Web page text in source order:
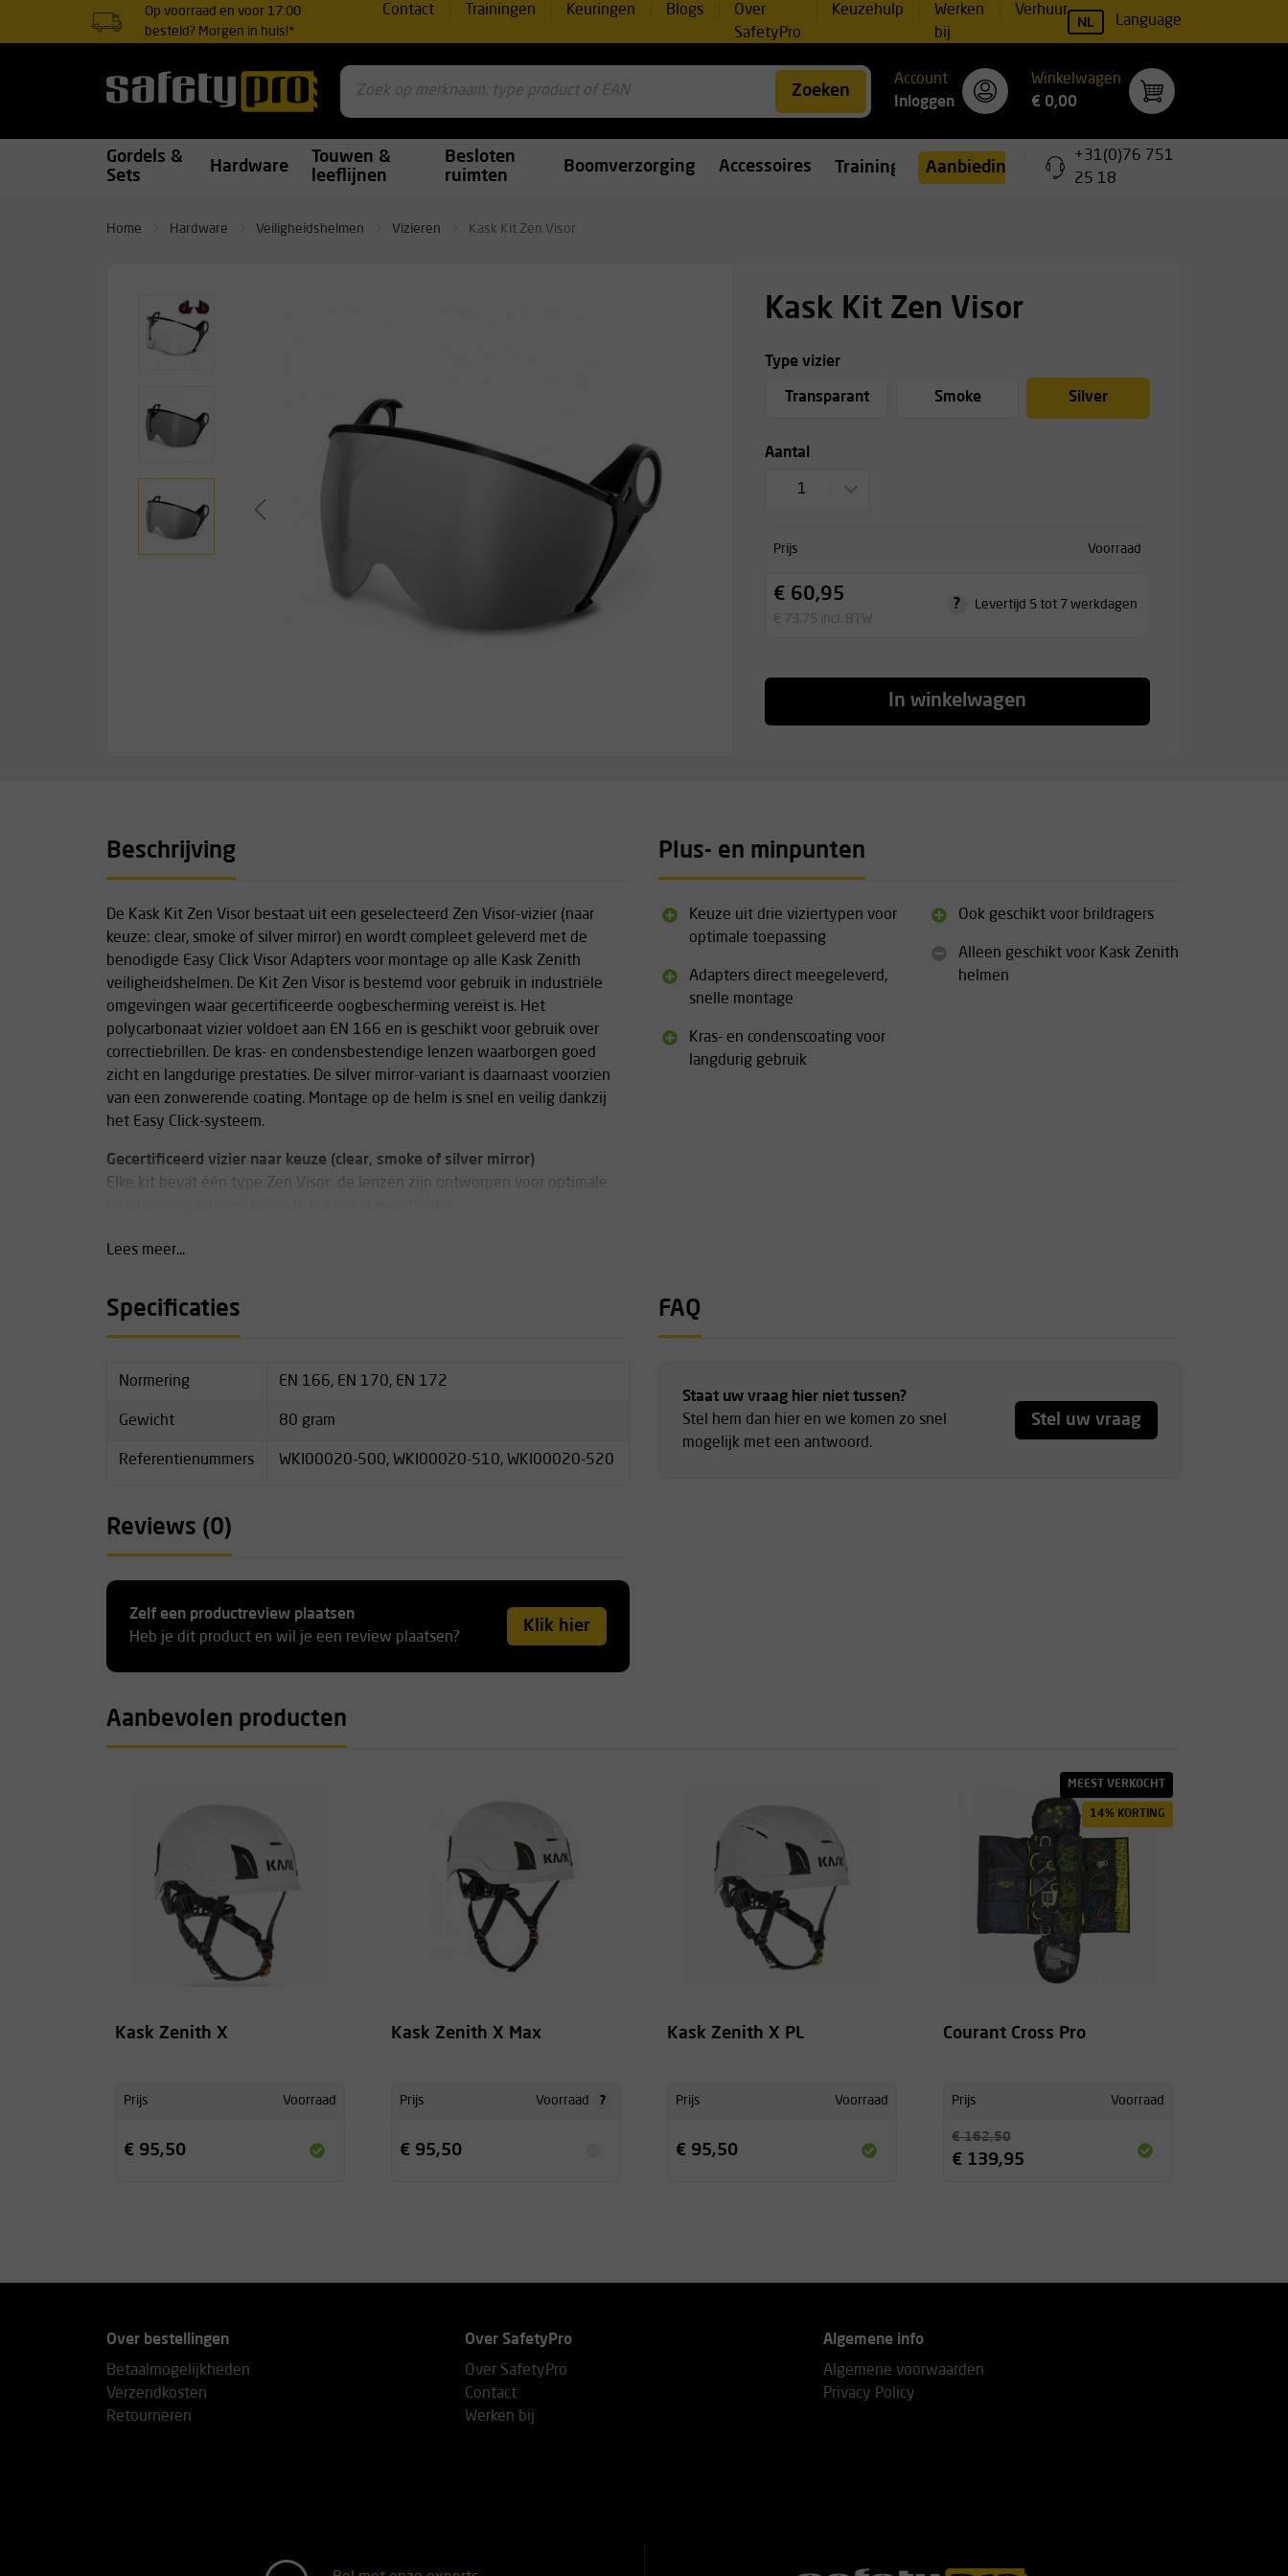
Op voorraad en voor 17:00
besteld? Morgen in huis!*
Contact Trainingen Keuringen Blogs
Over
SafetyPro
Keuzehulp
Werken
bij
Verhuur
NL Language
Zoeken
Account
Inloggen
Winkelwagen
€ 0,00
Gordels &
Sets
Hardware
Touwen &
leeflijnen
Besloten
ruimten
Boomverzorging Accessoires Trainingen Aanbiedingen
+31(0)76 751
25 18
Home Hardware Veiligheidshelmen Vizieren Kask Kit Zen Visor
Kask Kit Zen Visor
Type vizier
Transparant Smoke Silver
Aantal
1
Prijs Voorraad
€ 60,95
€ 73,75 incl. BTW
? Levertijd 5 tot 7 werkdagen
In winkelwagen
Beschrijving
De Kask Kit Zen Visor bestaat uit een geselecteerd Zen Visor-vizier (naar
keuze: clear, smoke of silver mirror) en wordt compleet geleverd met de
benodigde Easy Click Visor Adapters voor montage op alle Kask Zenith
veiligheidshelmen. De Kit Zen Visor is bestemd voor gebruik in industriële
omgevingen waar gecertificeerde oogbescherming vereist is. Het
polycarbonaat vizier voldoet aan EN 166 en is geschikt voor gebruik over
correctiebrillen. De kras- en condensbestendige lenzen waarborgen goed
zicht en langdurige prestaties. De silver mirror-variant is daarnaast voorzien
van een zonwerende coating. Montage op de helm is snel en veilig dankzij
het Easy Click-systeem.
Gecertificeerd vizier naar keuze (clear, smoke of silver mirror)
Elke kit bevat één type Zen Visor; de lenzen zijn ontworpen voor optimale
Snelle, veilige bevestiging met Easy Click Adapters
Gewicht: 80 g
Lengte: 110 mm
Compatibiliteit: alle Kask Zenith helmen
Certificering: EN 166, EN 170 (clear), EN 172 (smoke, silver mirror), ANSI
Z87+
Drupbestendige rubberen bovenrand
Geschikt voor dragers van correctiebrillen
Lees meer...
Plus- en minpunten
Keuze uit drie viziertypen voor
optimale toepassing
Adapters direct meegeleverd,
snelle montage
Kras- en condenscoating voor
langdurig gebruik
Ook geschikt voor brildragers
Alleen geschikt voor Kask Zenith
helmen
Specificaties
Normering EN 166, EN 170, EN 172
Gewicht 80 gram
Referentienummers WKI00020-500, WKI00020-510, WKI00020-520
FAQ
Staat uw vraag hier niet tussen?
Stel hem dan hier en we komen zo snel
mogelijk met een antwoord.
Stel uw vraag
Reviews (0)
Zelf een productreview plaatsen
Heb je dit product en wil je een review plaatsen?
Klik hier
Aanbevolen producten
Kask Zenith X
Prijs Voorraad
€ 95,50
Kask Zenith X Max
Prijs Voorraad ?
€ 95,50
Kask Zenith X PL
Prijs Voorraad
€ 95,50
MEEST VERKOCHT
14% KORTING
Courant Cross Pro
Prijs Voorraad
€ 162,50
€ 139,95
Over bestellingen
Betaalmogelijkheden
Verzendkosten
Retourneren
Over SafetyPro
Over SafetyPro
Contact
Werken bij
Algemene info
Algemene voorwaarden
Privacy Policy